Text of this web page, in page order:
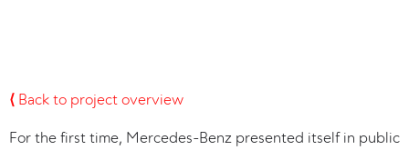
⟨ Back to project overview
For the first time, Mercedes-Benz presented itself in public